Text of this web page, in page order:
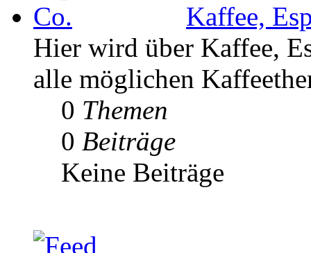
Kaffee,
Hier wird über Kaffee,
alle möglichen
0 Themen
0 Beiträge
Keine Beiträge